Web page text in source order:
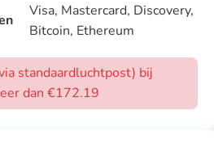
Visa, Mastercard, Discovery,
Bitcoin, Ethereum
standaardluchtpost) bij
dan €172.19